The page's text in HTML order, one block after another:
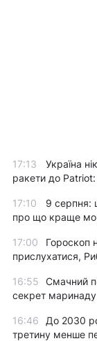
17:13
Україна
ракети до
17:10
9 серпня:
про що краще
17:00
Гороскоп
прислухатися,
16:55
Смачний
секрет маринаду
16:46
До 2030
третину менше